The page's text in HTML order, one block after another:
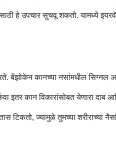
हे उपचार सुचवू शकतो. यामध्ये
बेंझोकेन कानच्या नसांमधील सिग्नल
इतर कान विकारांसोबत येणारा दाब
टिकतो, ज्यामुळे तुमच्या शरीराच्या